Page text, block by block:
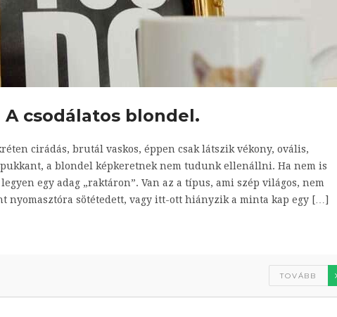
A csodálatos blondel.
cirádás, brutál vaskos, éppen csak látszik vékony, ovális,
a blondel képkeretnek nem tudunk ellenállni. Ha nem is
egy adag „raktáron”. Van az a típus, ami szép világos, nem
nyomasztóra sötétedett, vagy itt-ott hiányzik a minta kap egy […]
TOVÁBB